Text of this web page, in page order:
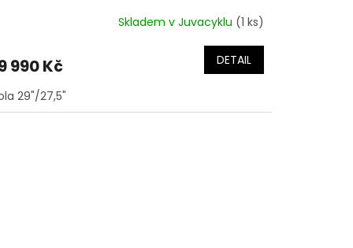
Skladem v Juvacyklu (1 ks)
990 Kč DETAIL
29"/27,5"